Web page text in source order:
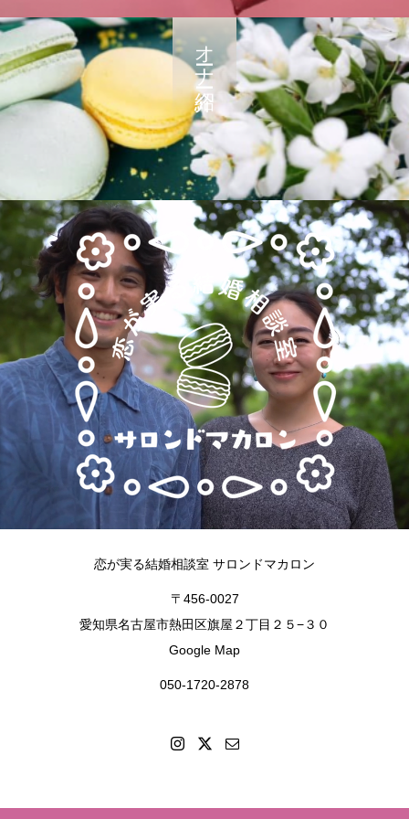
オーナー紹介
恋が実る結婚相談室 サロンドマカロン
〒456-0027
愛知県名古屋市熱田区旗屋２丁目２５−３０
Google Map
050-1720-2878